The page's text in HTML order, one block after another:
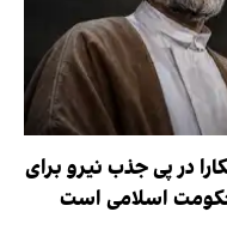
در پی جذب نیرو برای
اسلامی است